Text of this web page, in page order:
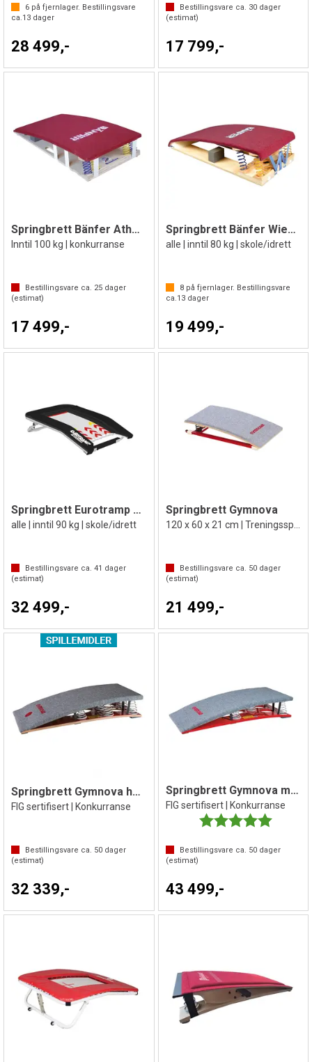
6 på fjernlager. Bestillingsvare
ca.13 dager
28 499,-
Bestillingsvare ca. 30dager
(estimat)
17 799,-
Springbrett Bänfer Athena | Myk fjæring
Inntil 100 kg | konkurranse
Bestillingsvare ca. 25 dager
(estimat)
17 499,-
Springbrett Bänfer Wiemers Vario
alle | inntil 80 kg | skole/idrett
8på fjernlager. Bestillingsvare
ca.13dager
19 499,-
Springbrett Eurotramp Booster Board
alle | inntil 90 kg | skole/idrett
Bestillingsvare ca. 41 dager
(estimat)
32 499,-
Springbrett Gymnova
Bestillingsvare ca. 50dager
(estimat)
21 499,-
Springbrett Gymnova hard
FIG sertifisert | Konkurranse
Bestillingsvare ca. 50 dager
(estimat)
32 339,-
Springbrett Gymnova myk
FIG sertifisert | Konkurranse
Karakter:
Bestillingsvare ca. 50dager
(estimat)
43 499,-